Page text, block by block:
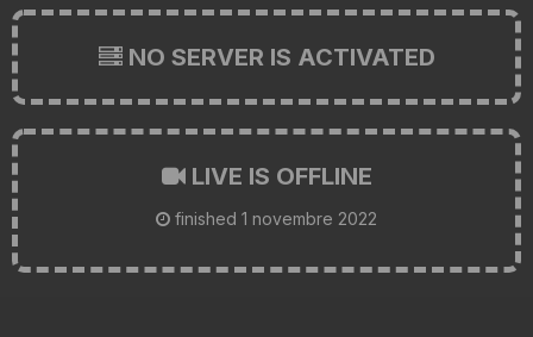
NO SERVER IS ACTIVATED
LIVE IS OFFLINE
finished 1 novembre 2022